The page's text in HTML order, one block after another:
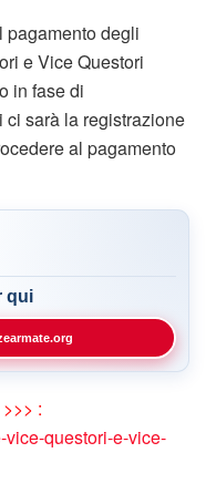
pagamento degli
e Vice Questori
in fase di
sarà la registrazione
al pagamento
qui
:
questori-e-vice-